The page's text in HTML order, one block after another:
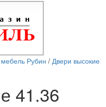
мебель Рубин / Двери высокие
41.36